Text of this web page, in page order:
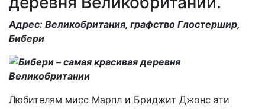
Адрес: Великобритания, графство Глостершир,
Бибери
Любителям мисс Марпл и Бриджит Джонс эти